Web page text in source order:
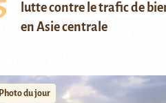
lutte contre le trafic de
en Asie centrale
Photo du jour